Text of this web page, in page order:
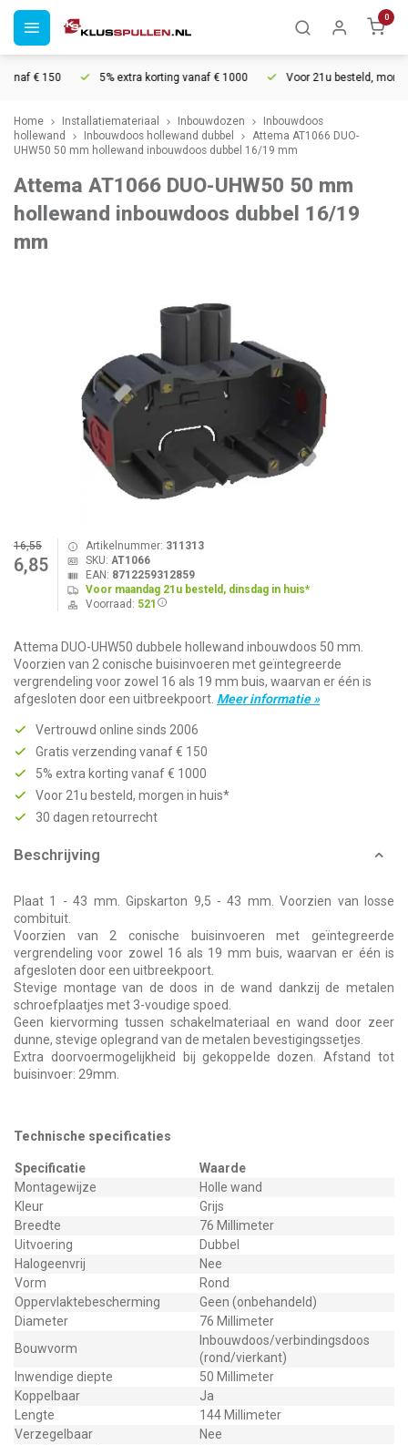
0
€ 150 5% extra korting vanaf € 1000 Voor 21u besteld, morgen
Home Installatiemateriaal Inbouwdozen
Inbouwdoos
hollewand
Inbouwdoos hollewand dubbel
Attema AT1066 DUO-
UHW50 50 mm hollewand inbouwdoos dubbel 16/19 mm
Attema AT1066 DUO-UHW50 50 mm
hollewand inbouwdoos dubbel 16/19
mm
16,55
6,85
Artikelnummer: 311313
SKU: AT1066
EAN: 8712259312859
Voor maandag 21u besteld, dinsdag in huis*
Voorraad: 521
Attema DUO-UHW50 dubbele hollewand inbouwdoos 50 mm.
Voorzien van 2 conische buisinvoeren met geïntegreerde
vergrendeling voor zowel 16 als 19 mm buis, waarvan er één is
afgesloten door een uitbreekpoort. Meer informatie »
Vertrouwd online sinds 2006
Gratis verzending vanaf € 150
5% extra korting vanaf € 1000
Voor 21u besteld, morgen in huis*
30 dagen retourrecht
Beschrijving
Plaat 1 - 43 mm. Gipskarton 9,5 - 43 mm. Voorzien van losse
combituit.
Voorzien van 2 conische buisinvoeren met geïntegreerde
vergrendeling voor zowel 16 als 19 mm buis, waarvan er één is
afgesloten door een uitbreekpoort.
Stevige montage van de doos in de wand dankzij de metalen
schroefplaatjes met 3-voudige spoed.
Geen kiervorming tussen schakelmateriaal en wand door zeer
dunne, stevige oplegrand van de metalen bevestigingssetjes.
Extra doorvoermogelijkheid bij gekoppelde dozen. Afstand tot
buisinvoer: 29mm.
Technische specificaties
Specificatie
Waarde
Montagewijze
Holle wand
Kleur
Grijs
Breedte
76 Millimeter
Uitvoering
Dubbel
Halogeenvrij
Nee
Vorm
Rond
Oppervlaktebescherming
Geen (onbehandeld)
Diameter
76 Millimeter
Bouwvorm
Inbouwdoos/verbindingsdoos
(rond/vierkant)
Inwendige diepte
50 Millimeter
Koppelbaar
Ja
Lengte
144 Millimeter
Verzegelbaar
Nee